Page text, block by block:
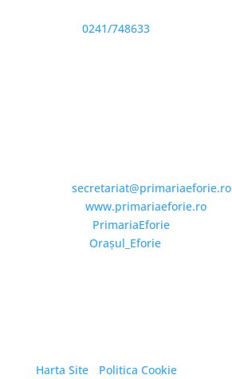
0241/748633
secretariat@primariaeforie.ro
www.primariaeforie.ro
PrimariaEforie
Oraşul_Eforie
Harta Site/ Politica Cookie